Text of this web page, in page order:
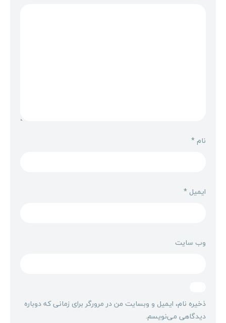
نام*
ایمیل *
وب‌ سایت
ذخیره نام، ایمیل و وبسایت من در مرورگر برای زمانی که دوباره
دیدگاهی می‌نویسم.